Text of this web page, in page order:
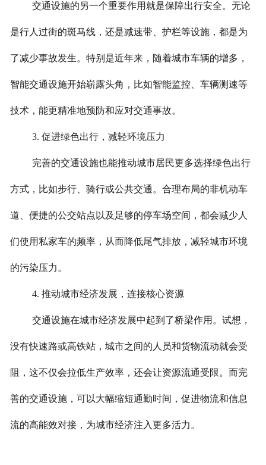
交通设施的另一个重要作用就是保障出行安全。无论
是行人过街的斑马线，还是减速带、护栏等设施，都是为
了减少事故发生。特别是近年来，随着城市车辆的增多，
智能交通设施开始崭露头角，比如智能监控、车辆测速等
技术，能更精准地预防和应对交通事故。
3. 促进绿色出行，减轻环境压力
完善的交通设施也能推动城市居民更多选择绿色出行
方式，比如步行、骑行或公共交通。合理布局的非机动车
道、便捷的公交站点以及足够的停车场空间，都会减少人
们使用私家车的频率，从而降低尾气排放，减轻城市环境
的污染压力。
4. 推动城市经济发展，连接核心资源
交通设施在城市经济发展中起到了桥梁作用。试想，
没有快速路或高铁站，城市之间的人员和货物流动就会受
阻，这不仅会拉低生产效率，还会让资源流通受限。而完
善的交通设施，可以大幅缩短通勤时间，促进物流和信息
流的高能效对接，为城市经济注入更多活力。